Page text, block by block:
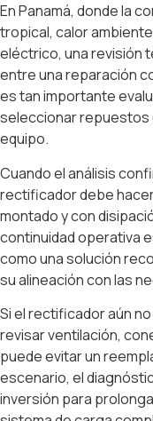
En Panamá, donde la
tropical, calor
eléctrico, una revisión
entre una reparación
es tan importante
seleccionar repuestos
equipo.
Cuando el análisis
rectificador debe
montado y con
continuidad operativa
como una solución
su alineación con las
Si el rectificador aún
revisar ventilación,
puede evitar un
escenario, el
inversión para